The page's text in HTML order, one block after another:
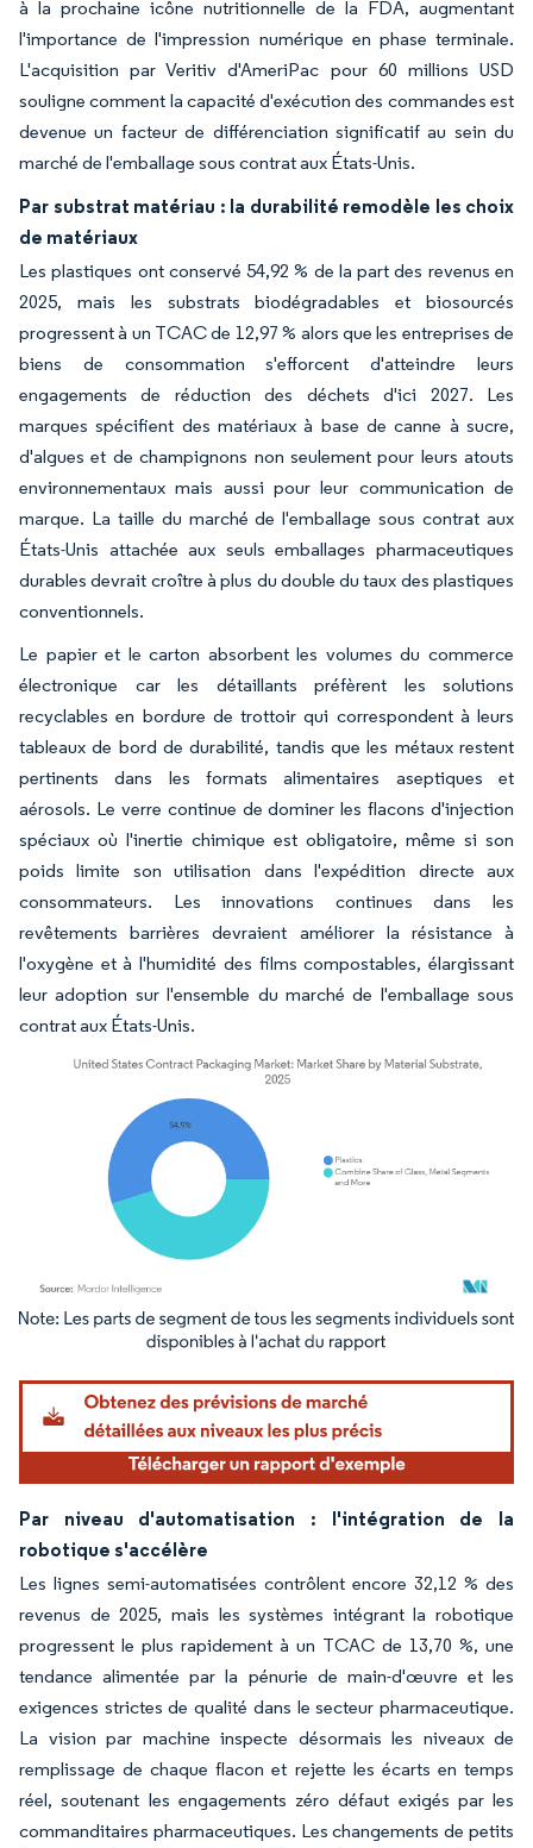
à la prochaine icône nutritionnelle de la FDA, augmentant
l'importance de l'impression numérique en phase terminale.
L'acquisition par Veritiv d'AmeriPac pour 60 millions USD
souligne comment la capacité d'exécution des commandes est
devenue un facteur de différenciation significatif au sein du
marché de l'emballage sous contrat aux États-Unis.
Par substrat matériau : la durabilité remodèle les choix
de matériaux
Les plastiques ont conservé 54,92 % de la part des revenus en
2025, mais les substrats biodégradables et biosourcés
progressent à un TCAC de 12,97 % alors que les entreprises de
biens de consommation s'efforcent d'atteindre leurs
engagements de réduction des déchets d'ici 2027. Les
marques spécifient des matériaux à base de canne à sucre,
d'algues et de champignons non seulement pour leurs atouts
environnementaux mais aussi pour leur communication de
marque. La taille du marché de l'emballage sous contrat aux
États-Unis attachée aux seuls emballages pharmaceutiques
durables devrait croître à plus du double du taux des plastiques
conventionnels.
Le papier et le carton absorbent les volumes du commerce
électronique car les détaillants préfèrent les solutions
recyclables en bordure de trottoir qui correspondent à leurs
tableaux de bord de durabilité, tandis que les métaux restent
pertinents dans les formats alimentaires aseptiques et
aérosols. Le verre continue de dominer les flacons d'injection
spéciaux où l'inertie chimique est obligatoire, même si son
poids limite son utilisation dans l'expédition directe aux
consommateurs. Les innovations continues dans les
revêtements barrières devraient améliorer la résistance à
l'oxygène et à l'humidité des films compostables, élargissant
leur adoption sur l'ensemble du marché de l'emballage sous
contrat aux États-Unis.
Image © Mordor Intelligence. La réutilisation nécessite une attribution sous CC BY
Par niveau d'automatisation : l'intégration de la
robotique s'accélère
Les lignes semi-automatisées contrôlent encore 32,12 % des
revenus de 2025, mais les systèmes intégrant la robotique
progressent le plus rapidement à un TCAC de 13,70 %, une
tendance alimentée par la pénurie de main-d'œuvre et les
exigences strictes de qualité dans le secteur pharmaceutique.
La vision par machine inspecte désormais les niveaux de
remplissage de chaque flacon et rejette les écarts en temps
réel, soutenant les engagements zéro défaut exigés par les
commanditaires pharmaceutiques. Les changements de petits